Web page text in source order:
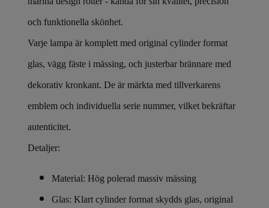
och funktionella skönhet.
Varje lampa är komplett med original cylinder format
glas, vägg fäste i mässing, och justerbar brännare med
dekorativ kronkant. De är märkta med tillverkarens
emblem och individuella serie nummer, vilket bekräftar
autenticitet.
Detaljer:
Material: Hög polerad massiv mässing
Glas: Klart cylinder format skydds glas, original